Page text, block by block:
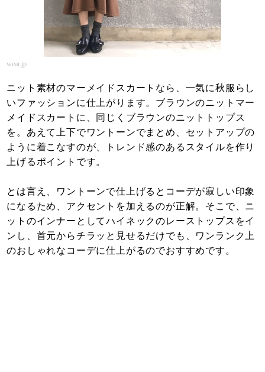
wear.jp
ニット素材のマーメイドスカートなら、一気に秋服らし
いファッションに仕上がります。ブラウンのニットマー
メイドスカートに、同じくブラウンのニットトップス
を。あえて上下でワントーンでまとめ、セットアップの
ように着こなすのが、トレンド感のあるスタイルを作り
上げるポイントです。
とは言え、ワントーンで仕上げるとコーデが寂しい印象
になるため、アクセントを加えるのが正解。そこで、ニ
ットのインナーとしてハイネックのレーストップスをイ
ンし、首元からチラッと見せるだけでも、ワンランク上
のおしゃれなコーデに仕上がるのでおすすめです。